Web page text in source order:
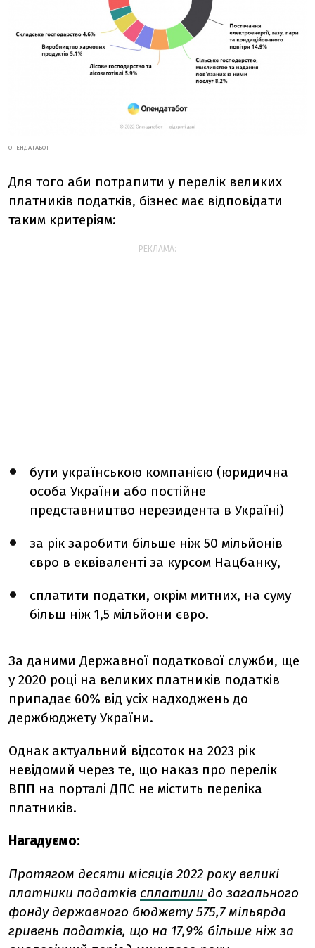
ОПЕНДАТАБОТ
Для того аби потрапити у перелік великих
платників податків, бізнес має відповідати
таким критеріям:
РЕКЛАМА:
бути українською компанією (юридична
особа України або постійне
представництво нерезидента в Україні)
за рік заробити більше ніж 50 мільйонів
євро в еквіваленті за курсом Нацбанку,
сплатити податки, окрім митних, на суму
більш ніж 1,5 мільйони євро.
За даними Державної податкової служби, ще
у 2020 році на великих платників податків
припадає 60% вiд усiх надходжень до
держбюджету України.
Однак актуальний відсоток на 2023 рік
невідомий через те, що наказ про перелік
ВПП на порталі ДПС не містить переліка
платників.
Нагадуємо:
Протягом десяти місяців 2022 року великі
платники податків сплатили до загального
фонду державного бюджету 575,7 мільярда
гривень податків, що на 17,9% більше ніж за